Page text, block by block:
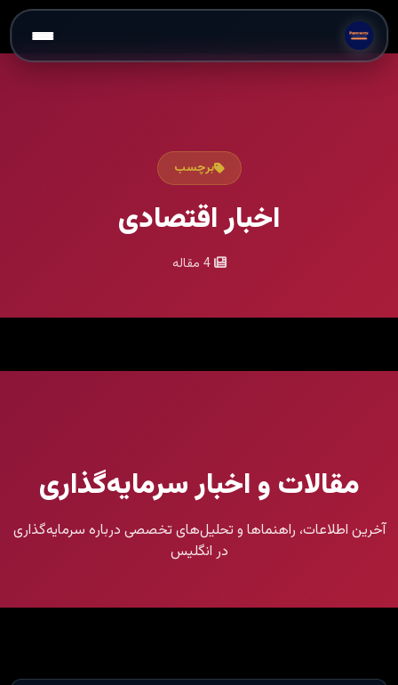
برچسب
اخبار اقتصادی
4 مقاله
مقالات و اخبار سرمایه‌گذاری
آخرین اطلاعات، راهنماها و تحلیل‌های تخصصی درباره سرمایه‌گذاری
در انگلیس